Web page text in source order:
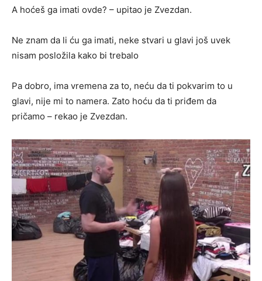
A hoćeš ga imati ovde? – upitao je Zvezdan.
Ne znam da li ću ga imati, neke stvari u glavi još uvek
nisam posložila kako bi trebalo
Pa dobro, ima vremena za to, neću da ti pokvarim to u
glavi, nije mi to namera. Zato hoću da ti priđem da
pričamo – rekao je Zvezdan.